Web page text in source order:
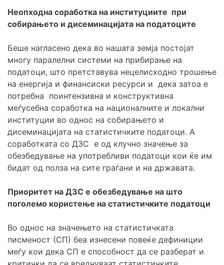
Неопходна соработка на институциите при
собирањето и дисеминацијата на податоците
Беше нагласено дека во нашата земја постојат
многу паралелни системи на прибирање на
податоци, што претставува нецелисходно трошење
на енергија и финансиски ресурси и дека затоа е
потребна поинтензивна и конструктивна
меѓусебна соработка на националните и локални
институции во однос на собирањето и
дисеминацијата на статистичките податоци. А
соработката со ДЗС е од клучно значење за
обезбедување на употребливи податоци кои ќе им
бидат од полза на сите граѓани и на државата.
Приоритет на ДЗС е обезбедување на што
поголемо користење на статистичките податоци
Во однос на значењето на статистичката
писменост (СП) беа изнесени повеќе дефиниции
меѓу кои дека СП е способност да се разберат и